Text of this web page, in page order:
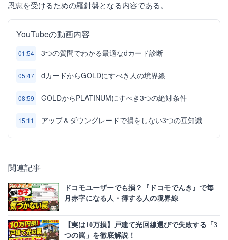
恩恵を受けるための羅針盤となる内容である。
YouTubeの動画内容
01:54 3つの質問でわかる最適なdカード診断
05:47 dカードからGOLDにすべき人の境界線
08:59 GOLDからPLATINUMにすべき3つの絶対条件
15:11 アップ＆ダウングレードで損をしない3つの豆知識
関連記事
ドコモユーザーでも損？『ドコモでんき』で毎
月赤字になる人・得する人の境界線
【実は10万損】戸建て光回線選びで失敗する「3
つの罠」を徹底解説！